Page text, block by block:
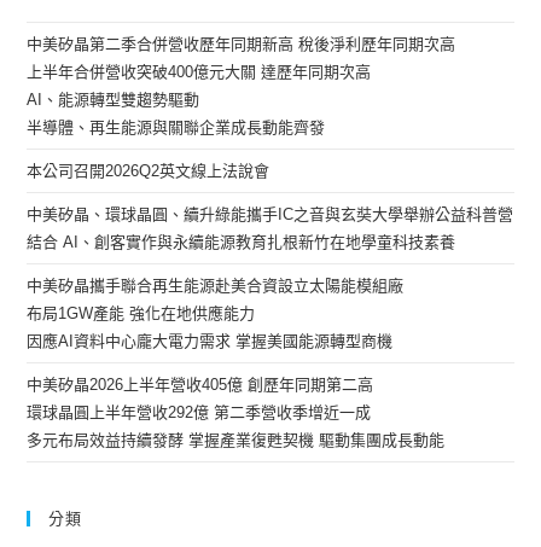
中美矽晶第二季合併營收歷年同期新高 稅後淨利歷年同期次高
上半年合併營收突破400億元大關 達歷年同期次高
AI、能源轉型雙趨勢驅動
半導體、再生能源與關聯企業成長動能齊發
本公司召開2026Q2英文線上法說會
中美矽晶、環球晶圓、續升綠能攜手IC之音與玄奘大學舉辦公益科普營
結合 AI、創客實作與永續能源教育扎根新竹在地學童科技素養
中美矽晶攜手聯合再生能源赴美合資設立太陽能模組廠
布局1GW產能 強化在地供應能力
因應AI資料中心龐大電力需求 掌握美國能源轉型商機
中美矽晶2026上半年營收405億 創歷年同期第二高
環球晶圓上半年營收292億 第二季營收季增近一成
多元布局效益持續發酵 掌握產業復甦契機 驅動集團成長動能
分類